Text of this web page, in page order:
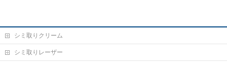
シミ取りクリーム
シミ取りレーザー